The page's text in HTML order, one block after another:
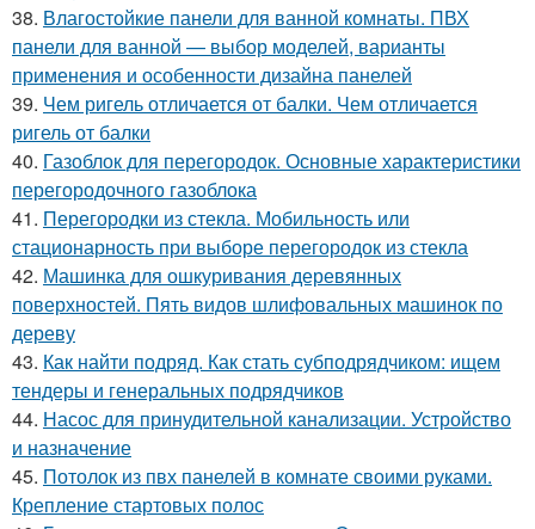
38. Влагостойкие панели для ванной комнаты. ПВХ
панели для ванной — выбор моделей, варианты
применения и особенности дизайна панелей
39. Чем ригель отличается от балки. Чем отличается
ригель от балки
40. Газоблок для перегородок. Основные характеристики
перегородочного газоблока
41. Перегородки из стекла. Мобильность или
стационарность при выборе перегородок из стекла
42. Машинка для ошкуривания деревянных
поверхностей. Пять видов шлифовальных машинок по
дереву
43. Как найти подряд. Как стать субподрядчиком: ищем
тендеры и генеральных подрядчиков
44. Насос для принудительной канализации. Устройство
и назначение
45. Потолок из пвх панелей в комнате своими руками.
Крепление стартовых полос